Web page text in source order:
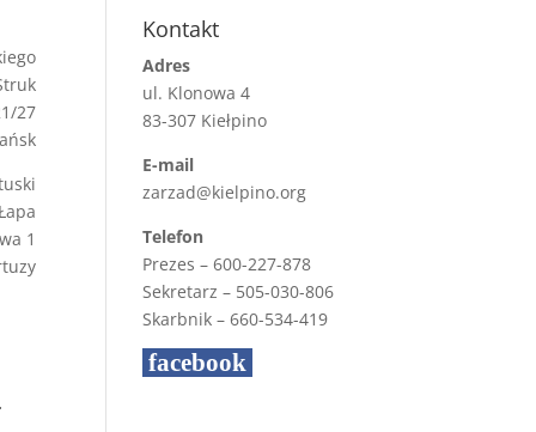
27
1
Kontakt
Adres
ul. Klonowa 4
83-307 Kiełpino
E-mail
zarzad@kielpino.org
Telefon
Prezes – 600-227-878
Sekretarz – 505-030-806
Skarbnik – 660-534-419
facebook